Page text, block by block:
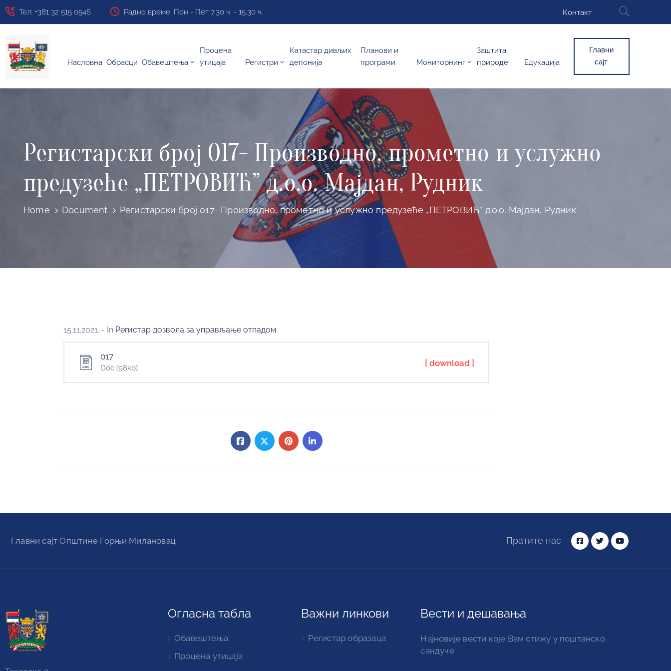
Тел: +381 32 515 0546 Радно време: Пон - Пет 7.30 ч. - 15.30 ч. Контакт
Насловна Обрасци Обавештења
Процена
утицаја
Регистри
Катастар дивљих
депонија
Планови и
програми
Мониторнинг
Заштита
природе
Едукација
Главни
сајт
Регистарски број 017- Производно, прометно и услужно
предузеће „ПЕТРОВИЋ” д.о.о. Мајдан, Рудник
Home Document Регистарски број 017- Производно, прометно и услужно предузеће „ПЕТРОВИЋ” д.о.о. Мајдан, Рудник
15.11.2021. - In Регистар дозвола за управљање отпадом
017
Doc (98kb) [ download ]
Главни сајт Oпштине Горњи Милановац Пратите нас
Огласна табла
Обавештења
Процена утицаја
Важни линкови
Регистар образаца
Вести и дешавања
Најновије вести које Вам стижу у поштанско
сандуче